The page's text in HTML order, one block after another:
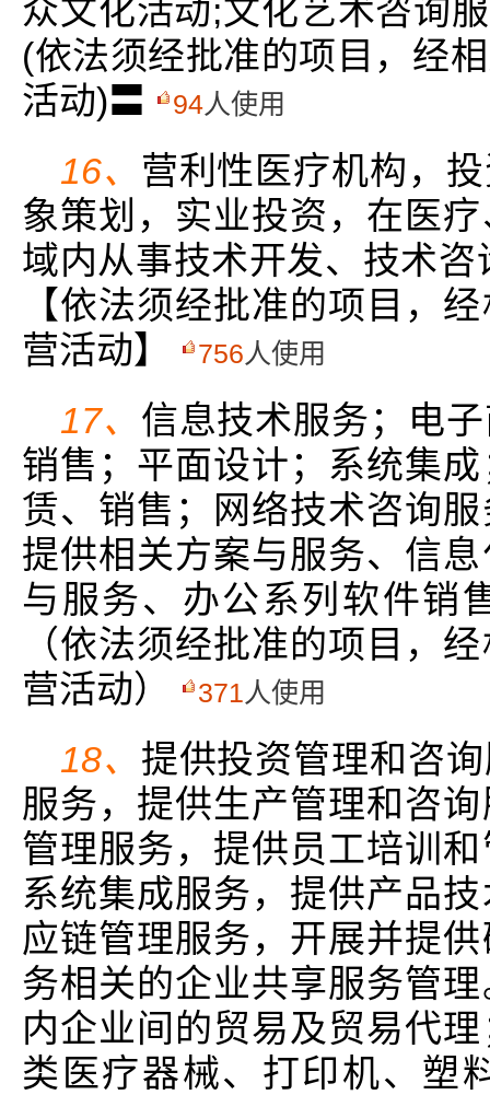
众文化活动;文化艺术咨询
(依法须经批准的项目，经
活动)〓
94人使用
16、 营利性医疗机构，
象策划，实业投资，在医
域内从事技术开发、技术
【依法须经批准的项目，
营活动】
756人使用
17、 信息技术服务；电
销售；平面设计；系统集
赁、销售；网络技术咨询
提供相关方案与服务、信
与服务、办公系列软件销
（依法须经批准的项目，
营活动）
371人使用
18、 提供投资管理和咨
服务，提供生产管理和咨
管理服务，提供员工培训
系统集成服务，提供产品
应链管理服务，开展并提
务相关的企业共享服务管
内企业间的贸易及贸易代
类医疗器械、打印机、塑